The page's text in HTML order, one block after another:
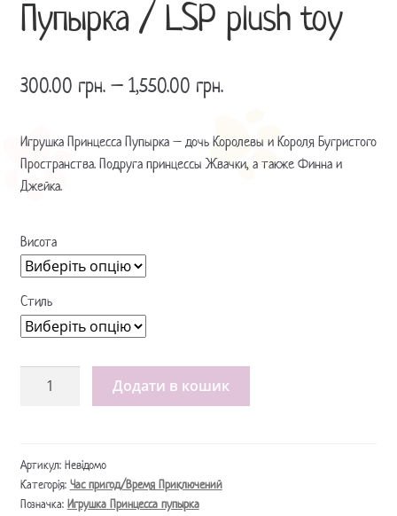
Пупырка / LSP plush toy
300.00 грн.– 1,550.00 грн.
Игрушка Принцесса Пупырка – дочь Королевы и Короля Бугристого
Пространства. Подруга принцессы Жвачки, а также Финна и
Джейка.
Висота
Стиль
Іграшка
Игрушка
Принцесса
Пупырка
Додати в кошик
Артикул: Невідомо
Категорія: Час пригод/Время Приключений
Позначка: Игрушка Принцесса пупырка